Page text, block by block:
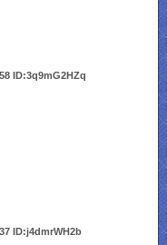
ID:3q9mG2HZq
ID:j4dmrWH2b